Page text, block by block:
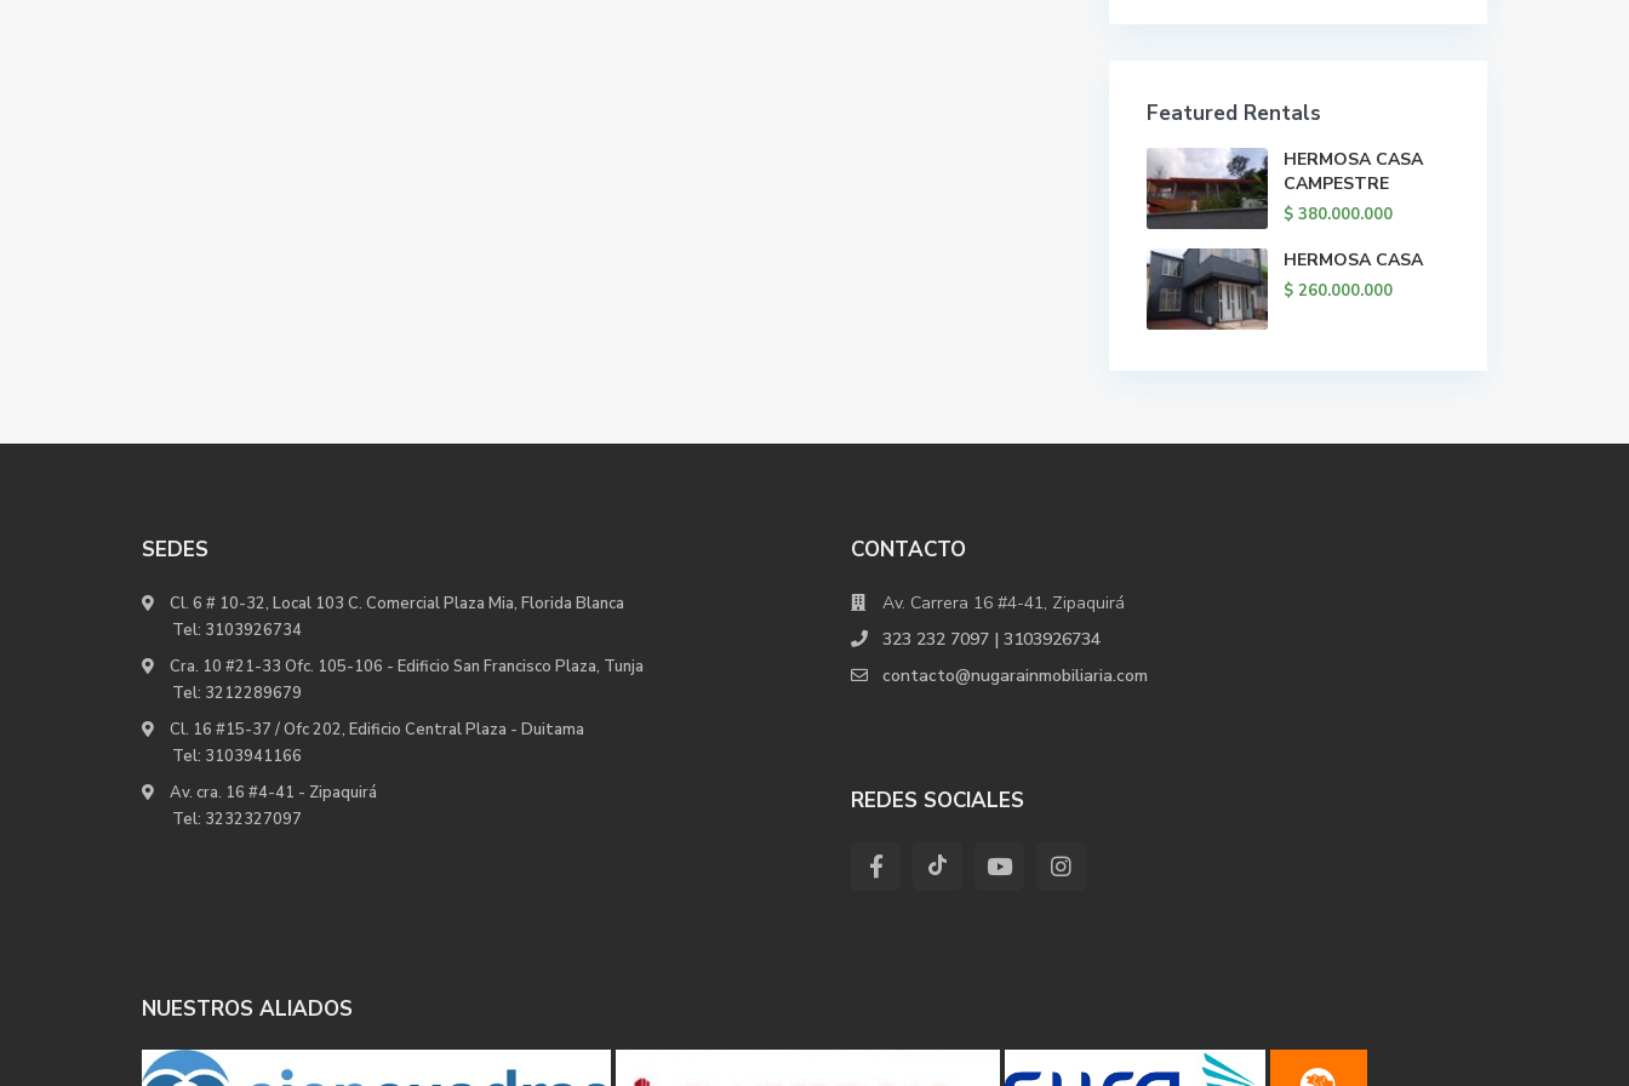
Featured Rentals
HERMOSA CASA
CAMPESTRE
$ 380.000.000
HERMOSA CASA
$ 260.000.000
SEDES
Cl. 6 # 10-32, Local 103 C. Comercial Plaza Mia, Florida Blanca
Tel: 3103926734
Cra. 10 #21-33 Ofc. 105-106 - Edificio San Francisco Plaza, Tunja
Tel: 3212289679
Cl. 16 #15-37 / Ofc 202, Edificio Central Plaza - Duitama
Tel: 3103941166
Av. cra. 16 #4-41 - Zipaquirá
Tel: 3232327097
CONTACTO
Av. Carrera 16 #4-41, Zipaquirá
323 232 7097 | 3103926734
contacto@nugarainmobiliaria.com
REDES SOCIALES
NUESTROS ALIADOS